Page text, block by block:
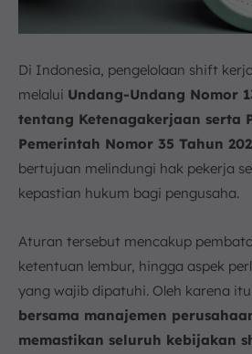
Di Indonesia, pengelolaan shift
melalui Undang-Undang Nomor
tentang Ketenagakerjaan serta
Pemerintah Nomor 35 Tahun
bertujuan melindungi hak pekerja
kepastian hukum bagi pengusaha.
Aturan tersebut mencakup
ketentuan lembur, hingga aspek
yang wajib dipatuhi. Oleh karena itu,
bersama manajemen
memastikan seluruh kebijakan